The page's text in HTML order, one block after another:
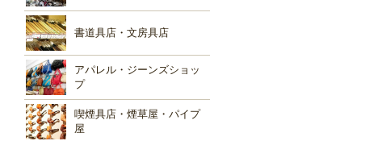
書道具店・文房具店
アパレル・ジーンズショッ
プ
喫煙具店・煙草屋・パイプ
屋